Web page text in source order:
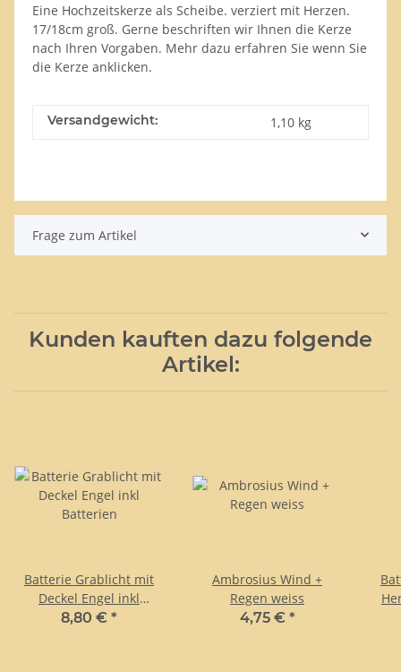
Eine Hochzeitskerze als Scheibe. verziert mit Herzen.
17/18cm groß. Gerne beschriften wir Ihnen die Kerze
nach Ihren Vorgaben. Mehr dazu erfahren Sie wenn Sie
die Kerze anklicken.
Versandgewicht: 1,10 kg
Frage zum Artikel
Kunden kauften dazu folgende
Artikel:
Batterie Grablicht mit
Deckel Engel inkl
Batterien
8,80 € *
Ambrosius Wind +
Regen weiss
4,75 € *